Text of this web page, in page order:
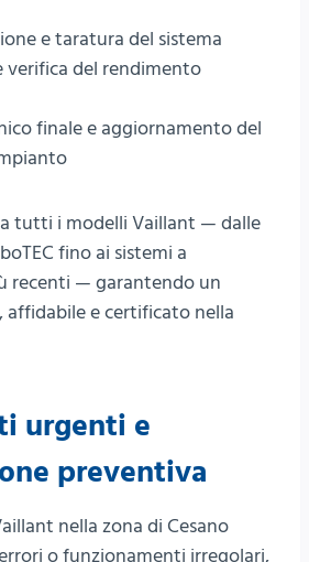
e taratura del sistema
verifica del rendimento
finale e aggiornamento del
tutti i modelli Vaillant — dalle
fino ai sistemi a
recenti — garantendo un
affidabile e certificato nella
urgenti e
preventiva
nella zona di Cesano
o funzionamenti irregolari,